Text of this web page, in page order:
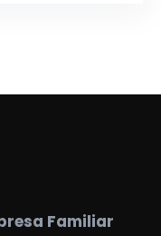
Familiar